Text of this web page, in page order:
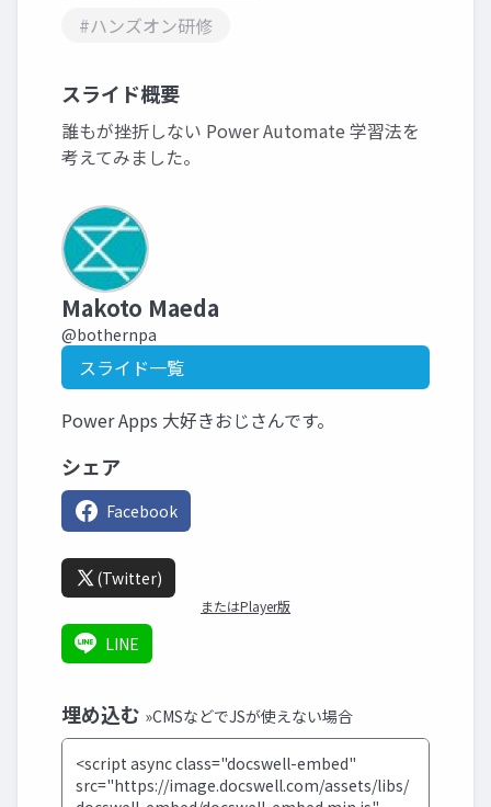
#ハンズオン研修
スライド概要
誰もが挫折しない Power Automate 学習法を
考えてみました。
Makoto Maeda
@bothernpa
スライド一覧
Power Apps 大好きおじさんです。
シェア
Facebook
(Twitter)
またはPlayer版
LINE
埋め込む »CMSなどでJSが使えない場合